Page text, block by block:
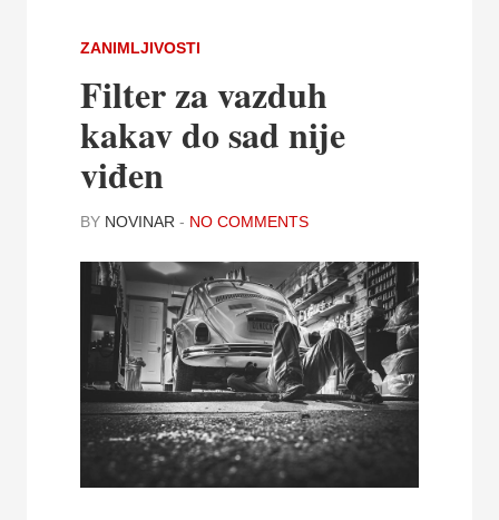
ZANIMLJIVOSTI
Filter za vazduh
kakav do sad nije
viđen
BY NOVINAR - NO COMMENTS